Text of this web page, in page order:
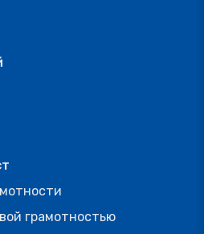
грамотностью